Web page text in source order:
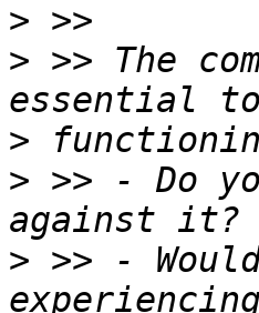
>
> >> The
>
> >> - Do
> >> -